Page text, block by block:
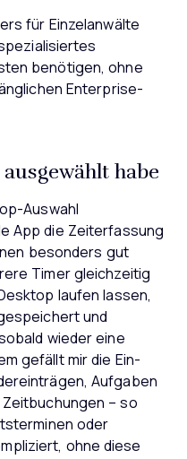
für Einzelanwälte
benötigen, ohne
Enterprise-
habe
Auswahl
App die Zeiterfassung
besonders gut
Timer gleichzeitig
laufen lassen,
und
wieder eine
gefällt mir die Ein-
Aufgaben
– so
oder
ohne diese